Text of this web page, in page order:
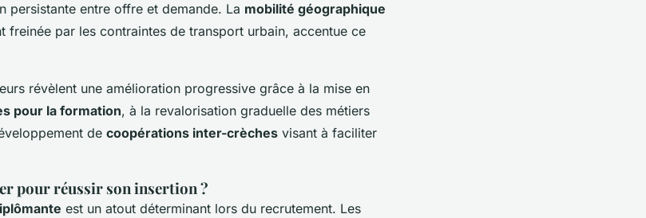
persistante entre offre et demande. La mobilité géographique
freinée par les contraintes de transport urbain, accentue ce
révèlent une amélioration progressive grâce à la mise en
pour la formation, à la revalorisation graduelle des métiers
de coopérations inter-crèches visant à faciliter
pour réussir son insertion ?
est un atout déterminant lors du recrutement. Les